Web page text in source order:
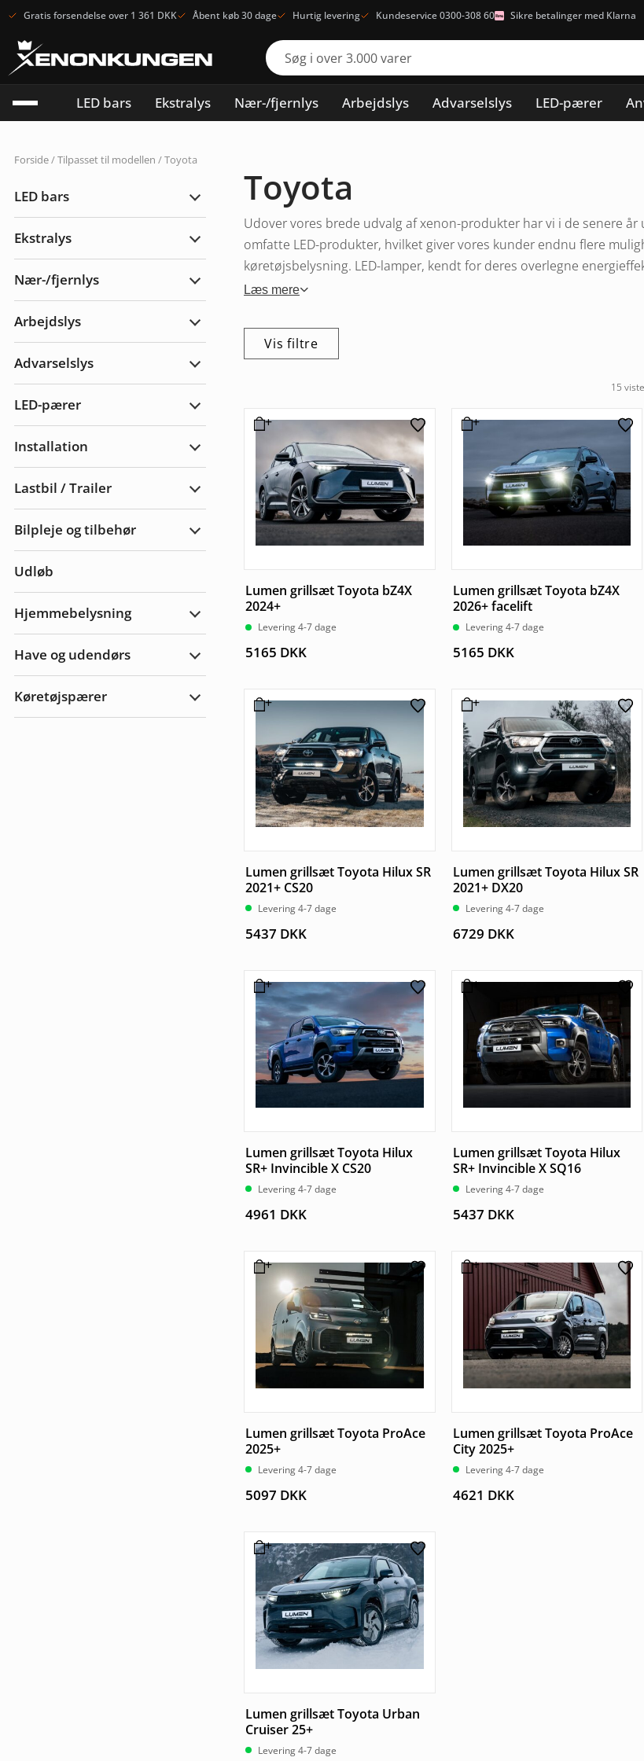
Gratis forsendelse over 1 361 DKK Åbent køb 30 dage Hurtig levering Kundeservice 0300-308 60 Sikre betalinger med Klarna
LED bars Ekstralys Nær-/fjernlys Arbejdslys Advarselslys LED-pærer
Forside/Tilpasset til modellen / Toyota
LED bars
Udvid
Ekstralys
Udvid
Nær-/fjernlys
Udvid
Nær-/fjernlys
Arbejdslys
Udvid
Advarselslys
Udvid
LED-pærer
Udvid
Installation
Udvid
Lastbil / Trailer
Udvid
Trailer
Bilpleje og tilbehør
Udvid
Udløb
Hjemmebelysning
Udvid
Hjemmebelysning
Have og udendørs
Udvid
Udendørs
Køretøjspærer
Udvid
Køretøjspærer
Toyota
Udover vores brede udvalg af xenon-produkter har vi i de senere
omfatte LED-produkter, hvilket giver vores kunder endnu flere
køretøjsbelysning. LED-lamper, kendt for deres overlegne
Læs mere
Vis filtre
2024+
Levering 4-7 dage
5165DKK
2026+ facelift
Levering 4-7 dage
5165DKK
2021+ CS20
Levering 4-7 dage
5437DKK
2021+ DX20
Levering 4-7 dage
6729DKK
SR+ Invincible X CS20
Levering 4-7 dage
4961DKK
SR+ Invincible X SQ16
Levering 4-7 dage
5437DKK
2025+
Levering 4-7 dage
5097DKK
City 2025+
Levering 4-7 dage
4621DKK
Cruiser 25+
Levering 4-7 dage
2513DKK